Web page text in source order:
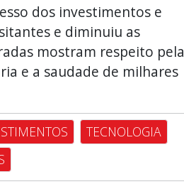
dos investimentos e
e diminuiu as
mostram respeito pela
e a saudade de milhares
TECNOLOGIA